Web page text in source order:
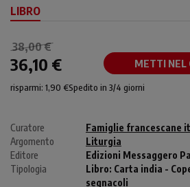
LIBRO
38,00 €
36,10 € METTI NEL
risparmi: 1,90 €Spedito in 3/4 giorni
Curatore
Famiglie francescane
Argomento
Liturgia
Editore
Edizioni Messaggero
Tipologia
Libro: Carta india -
segnacoli